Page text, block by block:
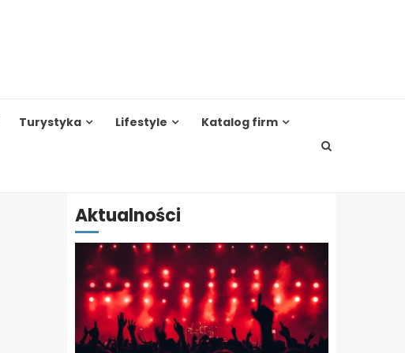
Turystyka Lifestyle Katalog firm
Aktualności